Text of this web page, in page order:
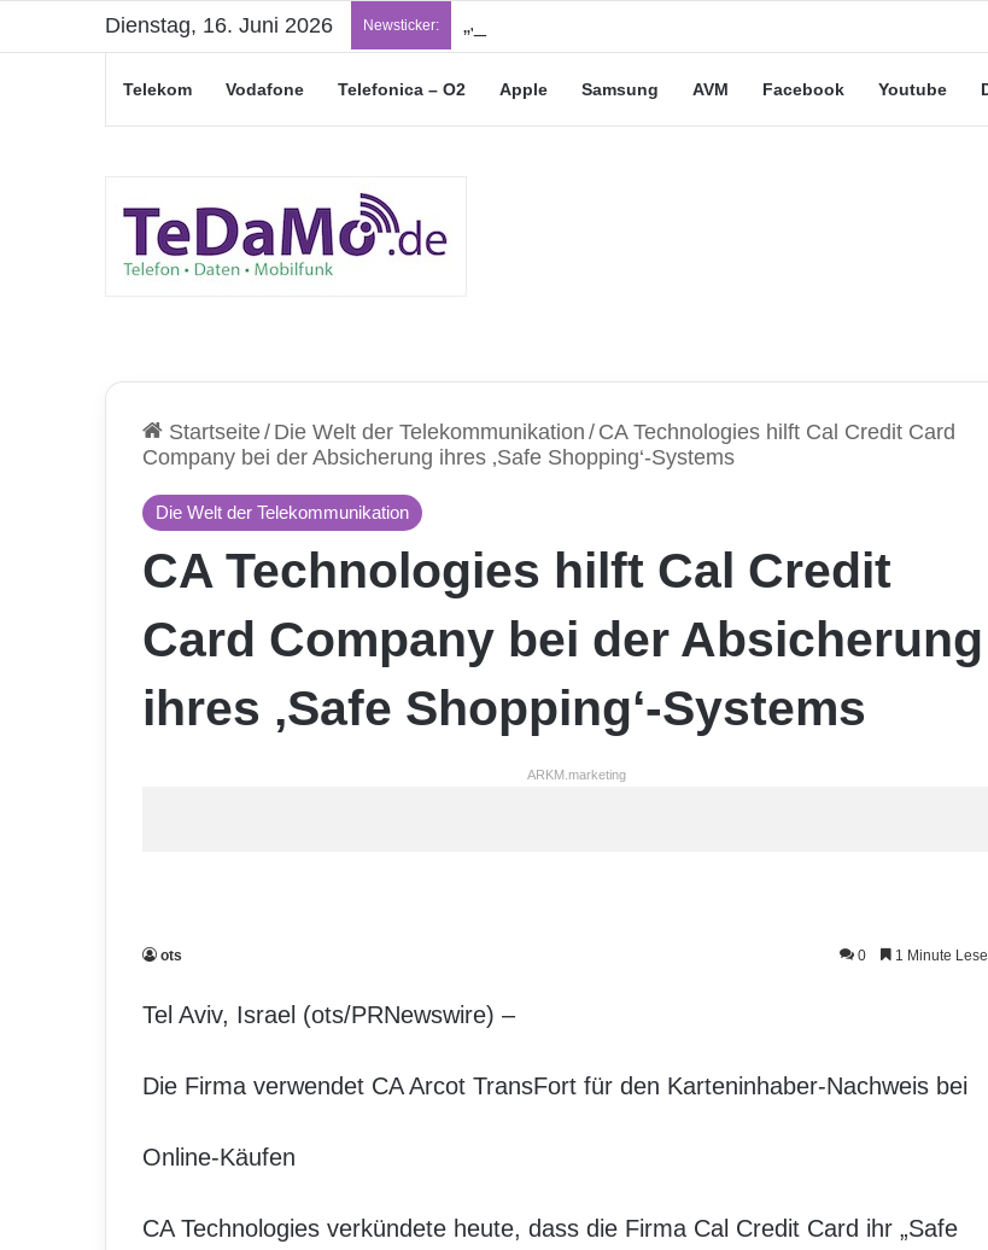
Dienstag, 16. Juni 2026 Newsticker: „Junge Leute“-Tarife: Marketing-Trick oder echte
Telekom Vodafone Telefonica – O2 Apple Samsung AVM Facebook Youtube
Startseite/ Die Welt der Telekommunikation / CA Technologies hilft Cal Credit Card
Company bei der Absicherung ihres ‚Safe Shopping‘-Systems
Die Welt der Telekommunikation
CA Technologies hilft Cal Credit
Card Company bei der Absicherung
ihres ‚Safe Shopping‘-Systems
ARKM.marketing
ots 0 1 Minute
Tel Aviv, Israel (ots/PRNewswire) –
Die Firma verwendet CA Arcot TransFort für den Karteninhaber-Nachweis bei
Online-Käufen
CA Technologies verkündete heute, dass die Firma Cal Credit Card ihr „Safe